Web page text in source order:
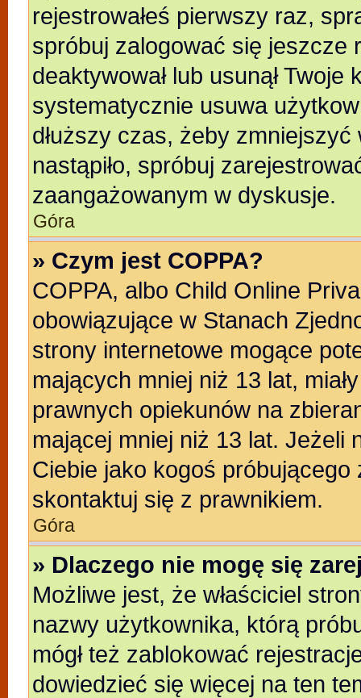
rejestrowałeś pierwszy raz,
spróbuj zalogować się jeszcze
deaktywował lub usunął
systematycznie usuwa
dłuższy czas, żeby
nastąpiło, spróbuj
zaangażowanym w dyskusje.
Góra
» Czym jest COPPA?
COPPA, albo Child Online
obowiązujące w Stanach
strony internetowe mogące
mających mniej niż 13 lat,
prawnych opiekunów na
mającej mniej niż 13 lat. Jeżeli
Ciebie jako kogoś
skontaktuj się z prawnikiem.
Góra
» Dlaczego nie mogę się
Możliwe jest, że właściciel
nazwy użytkownika, którą
mógł też zablokować
dowiedzieć się więcej na ten